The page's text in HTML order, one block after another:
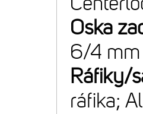
Oska
6/4 mm
Ráfiky/
ráfika;